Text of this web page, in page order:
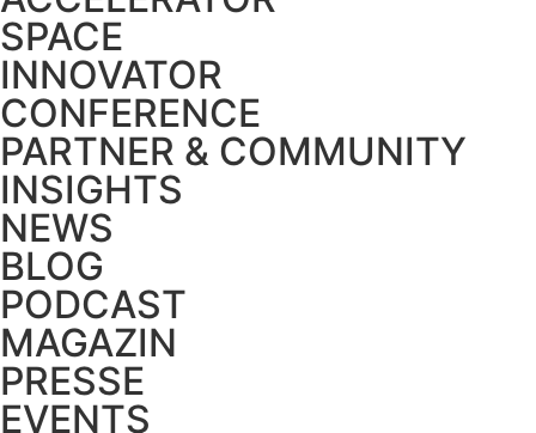
SPACE
INNOVATOR
CONFERENCE
PARTNER & COMMUNITY
INSIGHTS
NEWS
BLOG
PODCAST
MAGAZIN
PRESSE
EVENTS